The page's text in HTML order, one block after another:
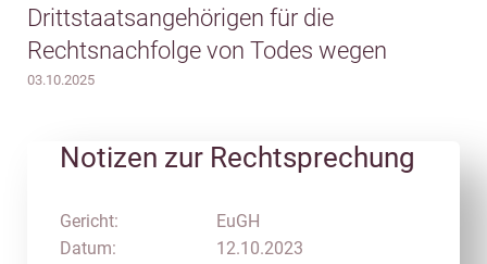
Drittstaatsangehörigen für die
Rechtsnachfolge von Todes wegen
03.10.2025
Notizen zur Rechtsprechung
Gericht:
Datum:
EuGH
12.10.2023